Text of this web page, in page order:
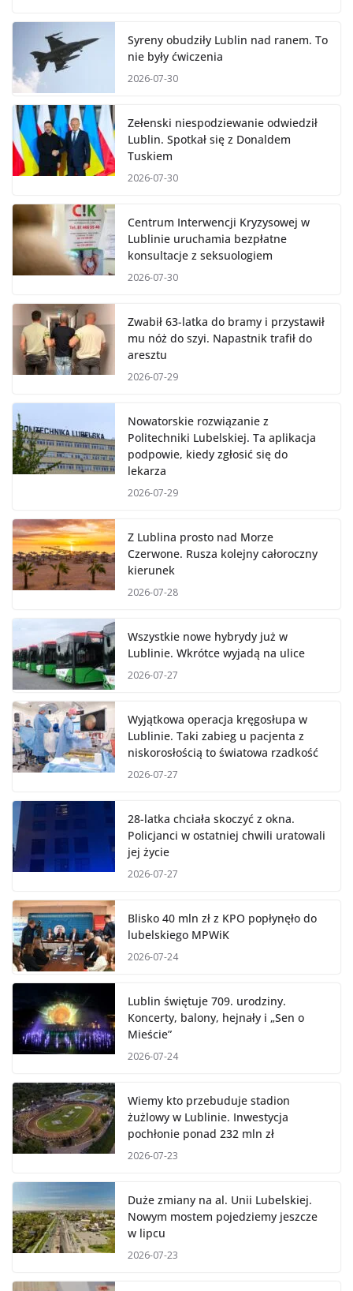
Syreny obudziły Lublin nad ranem. To
nie były ćwiczenia
2026-07-30
Zełenski niespodziewanie odwiedził
Lublin. Spotkał się z Donaldem
Tuskiem
2026-07-30
Centrum Interwencji Kryzysowej w
Lublinie uruchamia bezpłatne
konsultacje z seksuologiem
2026-07-30
Zwabił 63-latka do bramy i przystawił
mu nóż do szyi. Napastnik trafił do
aresztu
2026-07-29
Nowatorskie rozwiązanie z
Politechniki Lubelskiej. Ta aplikacja
podpowie, kiedy zgłosić się do
lekarza
2026-07-29
Z Lublina prosto nad Morze
Czerwone. Rusza kolejny całoroczny
kierunek
2026-07-28
Wszystkie nowe hybrydy już w
Lublinie. Wkrótce wyjadą na ulice
2026-07-27
Wyjątkowa operacja kręgosłupa w
Lublinie. Taki zabieg u pacjenta z
niskorosłością to światowa rzadkość
2026-07-27
28-latka chciała skoczyć z okna.
Policjanci w ostatniej chwili uratowali
jej życie
2026-07-27
Blisko 40 mln zł z KPO popłynęło do
lubelskiego MPWiK
2026-07-24
Lublin świętuje 709. urodziny.
Koncerty, balony, hejnały i „Sen o
Mieście”
2026-07-24
Wiemy kto przebuduje stadion
żużlowy w Lublinie. Inwestycja
pochłonie ponad 232 mln zł
2026-07-23
Duże zmiany na al. Unii Lubelskiej.
Nowym mostem pojedziemy jeszcze
w lipcu
2026-07-23